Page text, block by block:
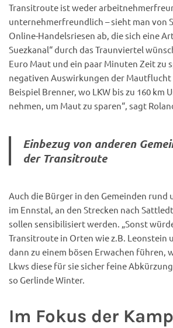
Transitroute ist weder
unternehmerfreundlich – sieht man von
Online-Handelsriesen ab, die sich eine
Suezkanal“ durch das Traunviertel
Euro Maut und ein paar Minuten Zeit zu
negativen Auswirkungen der Mautflucht
Beispiel Brenner, wo LKW bis zu 160 km
nehmen, um Maut zu sparen“, sagt
Einbezug von anderen
der Transitroute
Auch die Bürger in den Gemeinden rund
im Ennstal, an den Strecken nach
sollen sensibilisiert werden. „Sonst
Transitroute in Orten wie z.B. Leonstein
dann zu einem bösen Erwachen führen,
Lkws diese für sie sicher feine
so Gerlinde Winter.
Im Fokus der